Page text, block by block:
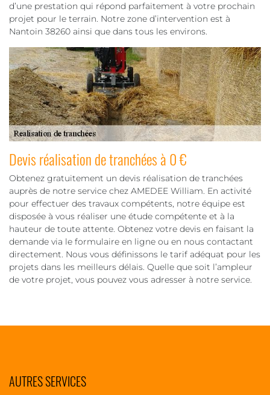
d’une prestation qui répond parfaitement à votre prochain
projet pour le terrain. Notre zone d’intervention est à
Nantoin 38260 ainsi que dans tous les environs.
Devis réalisation de tranchées à 0 €
Obtenez gratuitement un devis réalisation de tranchées
auprès de notre service chez AMEDEE William. En activité
pour effectuer des travaux compétents, notre équipe est
disposée à vous réaliser une étude compétente et à la
hauteur de toute attente. Obtenez votre devis en faisant la
demande via le formulaire en ligne ou en nous contactant
directement. Nous vous définissons le tarif adéquat pour les
projets dans les meilleurs délais. Quelle que soit l’ampleur
de votre projet, vous pouvez vous adresser à notre service.
AUTRES SERVICES